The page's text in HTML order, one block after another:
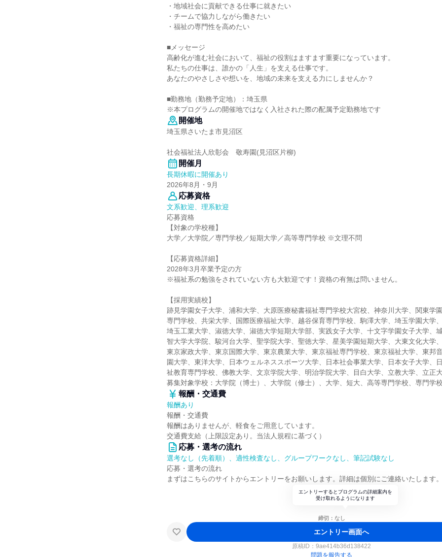
・地域社会に貢献できる仕事に就きたい
・チームで協力しながら働きたい
・福祉の専門性を高めたい
■メッセージ
高齢化が進む社会において、福祉の役割はますます重要になっています。
私たちの仕事は、誰かの「人生」を支える仕事です。
あなたのやさしさや想いを、地域の未来を支える力にしませんか？
■勤務地（勤務予定地）：埼玉県
※本プログラムの開催地ではなく入社された際の配属予定勤務地です
開催地
埼玉県さいたま市見沼区
社会福祉法人欣彰会 敬寿園(見沼区片柳)
開催月
長期休暇に開催あり
2026年8月・9月
応募資格
文系歓迎、理系歓迎
応募資格
【対象の学校種】
大学／大学院／専門学校／短期大学／高等専門学校 ※文理不問
【応募資格詳細】
2028年3月卒業予定の方
※福祉系の勉強をされていない方も大歓迎です！資格の有無は問いません。
【採用実績校】
跡見学園女子大学、浦和大学、大原医療秘書福祉専門学校大宮校、神奈川大学、関東学
専門学校、共栄大学、国際医療福祉大学、越谷保育専門学校、駒澤大学、埼玉学園大学、
埼玉工業大学、淑徳大学、淑徳大学短期大学部、実践女子大学、十文字学園女子大学、
智大学大学院、駿河台大学、聖学院大学、聖徳大学、星美学園短期大学、大東文化大学、
東京家政大学、東京国際大学、東京農業大学、東京福祉専門学校、東京福祉大学、東邦
園大学、東洋大学、日本ウェルネススポーツ大学、日本社会事業大学、日本女子大学、
祉教育専門学校、佛教大学、文京学院大学、明治学院大学、目白大学、立教大学、立正
募集対象学校：大学院（博士）、大学院（修士）、大学、短大、高等専門学校、専門学校
報酬・交通費
報酬あり
報酬・交通費
報酬はありませんが、軽食をご用意しています。
交通費支給（上限設定あり。当法人規程に基づく）
応募・選考の流れ
選考なし（先着順）、適性検査なし、グループワークなし、筆記試験なし
応募・選考の流れ
まずはこちらのサイトからエントリーをお願いします。詳細は個別にご連絡いたします。
エントリーするとプログラムの詳細案内を
受け取れるようになります
締切：なし
エントリー画面へ
原稿ID： 9ae414b36d138422
問題を報告する